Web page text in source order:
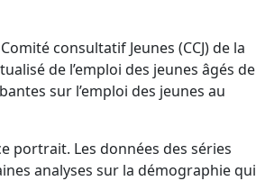
consultatif Jeunes (CCJ) de la
de l’emploi des jeunes âgés de
sur l’emploi des jeunes au
portrait. Les données des séries
analyses sur la démographie qui